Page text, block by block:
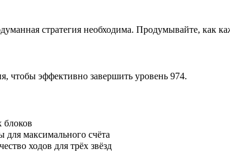
стратегия необходима. Продумывайте, как
чтобы эффективно завершить уровень 974.
блоков
максимального счёта
ходов для трёх звёзд